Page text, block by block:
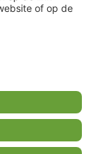
verzendkosten